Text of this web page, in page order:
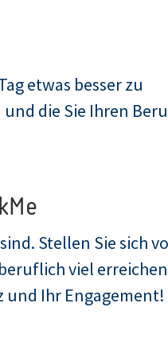
etwas besser zu
die Sie Ihren
Stellen Sie sich
viel
und Ihr Engagement!